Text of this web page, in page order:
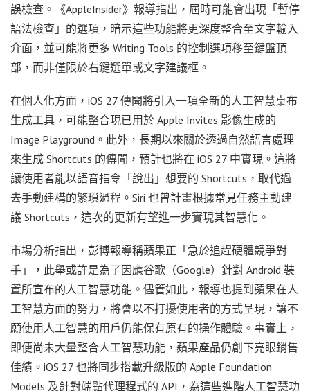
誤檢查。《AppleInsider》報導指出，屆時可能會出現「暫停
語法檢查」的選項，暗示這些功能將更深度整合至文字輸入
介面，並可能將更多 Writing Tools 的控制選項移至鍵盤頂
部，而非僅限於右鍵選單或文字建議框。
在個人化方面，iOS 27 傳聞將引入一項全新的人工智慧桌布
生成工具，可能整合現已用於 Apple Invites 影像生成的
Image Playground。此外，長期以來關於透過自然語言處理
來生成 Shortcuts 的傳聞，預計也將在 iOS 27 中實現。這將
讓使用者能以語音指令「說出」想要的 Shortcuts，取代過
去手動建構的繁瑣過程。Siri 也曾計畫根據常見任務主動建
議 Shortcuts，這次的更新有望進一步實現其智慧化。
市場分析指出，彭博報導稱蘋果正「急於追趕硬體競爭對
手」，此舉或許是為了因應谷歌（Google）針對 Android 裝
置所宣布的人工智慧功能。儘管如此，報導也提到蘋果在人
工智慧方面的努力，將會以不打擾使用者的方式呈現，讓不
願使用人工智慧的用戶仍能保有原有的操作體驗。事實上，
即便尚未大量整合人工智慧功能，蘋果產品仍創下亮眼銷售
佳績。iOS 27 也將同步搭載升級版的 Apple Foundation
Models 及針對端點代理程式的 API，為這些進階人工智慧功